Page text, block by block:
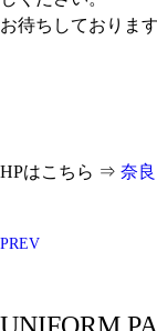
お待ちしております
HPはこちら ⇒ 奈
PREV